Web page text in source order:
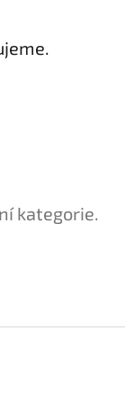
kategorie.